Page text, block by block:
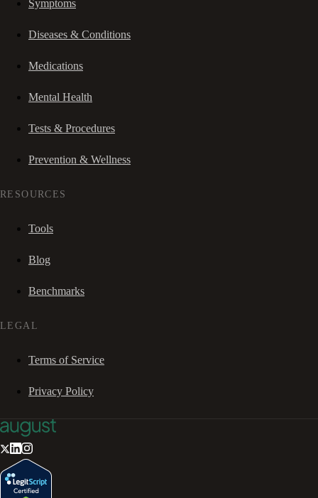
Symptoms
Diseases & Conditions
Medications
Mental Health
Tests & Procedures
Prevention & Wellness
RESOURCES
Tools
Blog
Benchmarks
LEGAL
Terms of Service
Privacy Policy